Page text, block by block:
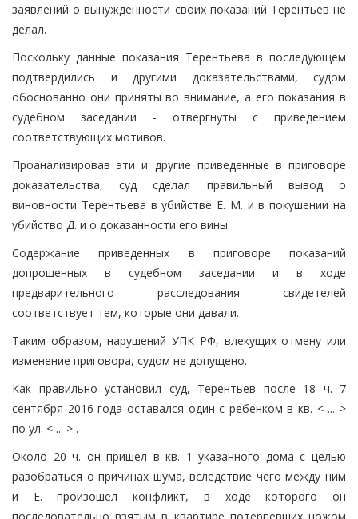
заявлений о вынужденности своих показаний Терентьев не
делал.
Поскольку данные показания Терентьева в последующем
подтвердились и другими доказательствами, судом
обоснованно они приняты во внимание, а его показания в
судебном заседании - отвергнуты с приведением
соответствующих мотивов.
Проанализировав эти и другие приведенные в приговоре
доказательства, суд сделал правильный вывод о
виновности Терентьева в убийстве Е. М. и в покушении на
убийство Д. и о доказанности его вины.
Содержание приведенных в приговоре показаний
допрошенных в судебном заседании и в ходе
предварительного расследования свидетелей
соответствует тем, которые они давали.
Таким образом, нарушений УПК РФ, влекущих отмену или
изменение приговора, судом не допущено.
Как правильно установил суд, Терентьев после 18 ч. 7
сентября 2016 года оставался один с ребенком в кв. < ... >
по ул. < ... > .
Около 20 ч. он пришел в кв. 1 указанного дома с целью
разобраться о причинах шума, вследствие чего между ним
и Е. произошел конфликт, в ходе которого он